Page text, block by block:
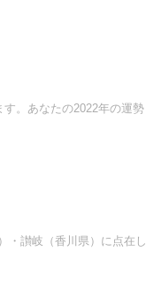
。あなたの2022年の運勢
・讃岐（香川県）に点在し